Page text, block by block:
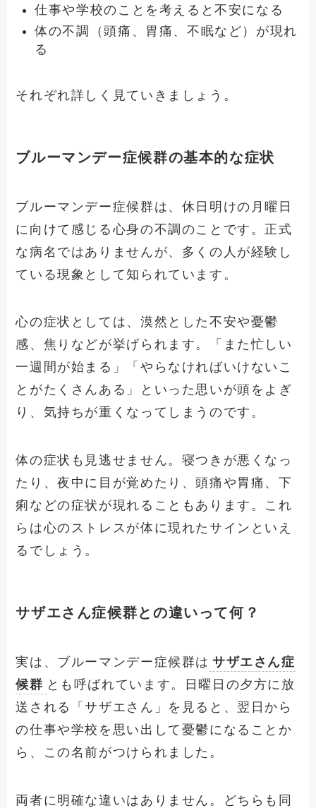
仕事や学校のことを考えると不安になる
体の不調（頭痛、胃痛、不眠など）が現れ
る
それぞれ詳しく見ていきましょう。
ブルーマンデー症候群の基本的な症状
ブルーマンデー症候群は、休日明けの月曜日
に向けて感じる心身の不調のことです。正式
な病名ではありませんが、多くの人が経験し
ている現象として知られています。
心の症状としては、漠然とした不安や憂鬱
感、焦りなどが挙げられます。「また忙しい
一週間が始まる」「やらなければいけないこ
とがたくさんある」といった思いが頭をよぎ
り、気持ちが重くなってしまうのです。
体の症状も見逃せません。寝つきが悪くなっ
たり、夜中に目が覚めたり、頭痛や胃痛、下
痢などの症状が現れることもあります。これ
らは心のストレスが体に現れたサインといえ
るでしょう。
サザエさん症候群との違いって何？
実は、ブルーマンデー症候群は サザエさん症
候群 とも呼ばれています。日曜日の夕方に放
送される「サザエさん」を見ると、翌日から
の仕事や学校を思い出して憂鬱になることか
ら、この名前がつけられました。
両者に明確な違いはありません。どちらも同